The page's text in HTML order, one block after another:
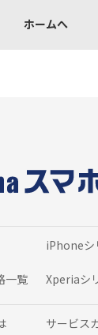
ホームへ
iPhoneシ
一覧 Xperiaシ
サービス